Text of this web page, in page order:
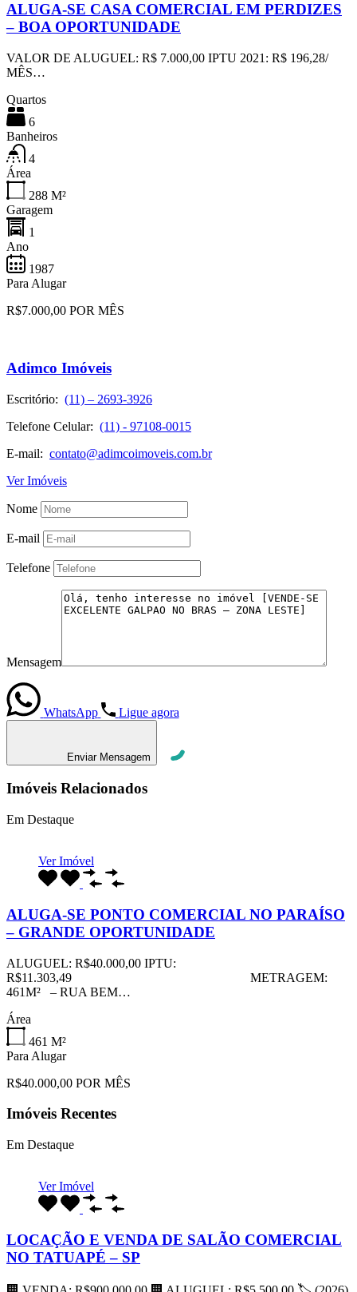
ALUGA-SE CASA COMERCIAL EM PERDIZES
– BOA OPORTUNIDADE
VALOR DE ALUGUEL: R$ 7.000,00 IPTU 2021: R$ 196,28/
MÊS…
Quartos
6
Banheiros
4
Área
288 M²
Garagem
1
Ano
1987
Para Alugar
R$7.000,00 POR MÊS
Adimco Imóveis
Escritório: (11) – 2693-3926
Telefone Celular: (11) - 97108-0015
E-mail: contato@adimcoimoveis.com.br
Ver Imóveis
Nome
E-mail
Telefone
Mensagem
WhatsApp Ligue agora
Enviar Mensagem
Imóveis Relacionados
Em Destaque
Ver Imóvel
ALUGA-SE PONTO COMERCIAL NO PARAÍSO
– GRANDE OPORTUNIDADE
ALUGUEL: R$40.000,00 IPTU:
R$11.303,49 METRAGEM:
461M² – RUA BEM…
Área
461 M²
Para Alugar
R$40.000,00 POR MÊS
Imóveis Recentes
Em Destaque
Ver Imóvel
LOCAÇÃO E VENDA DE SALÃO COMERCIAL
NO TATUAPÉ – SP